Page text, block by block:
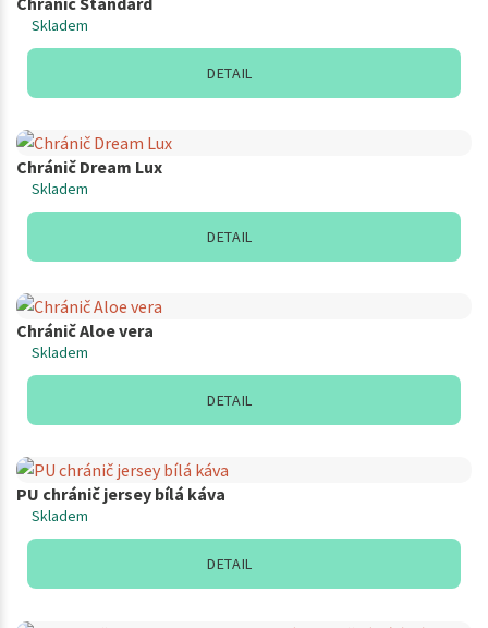
Skladem
DETAIL
Chránič Dream Lux
Skladem
DETAIL
Chránič Aloe vera
Skladem
DETAIL
PU chránič jersey bílá káva
Skladem
DETAIL